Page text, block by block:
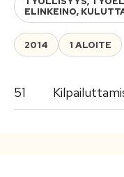
ELINKEINO,
2014 1 ALOITE
51